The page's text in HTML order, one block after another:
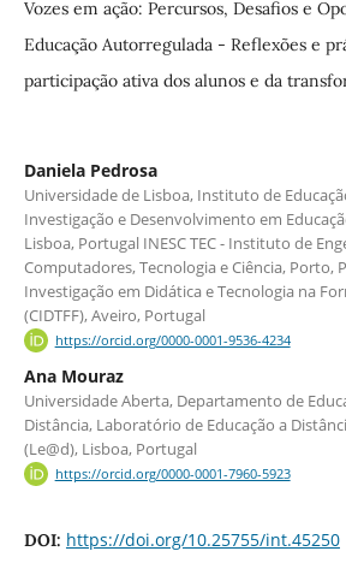
Vozes em ação: Percursos, Desafios e
Educação Autorregulada - Reflexões e
participação ativa dos alunos e da
Daniela Pedrosa
Universidade de Lisboa, Instituto de
Investigação e Desenvolvimento em
Lisboa, Portugal INESC TEC - Instituto de
Computadores, Tecnologia e Ciência, Porto,
Investigação em Didática e Tecnologia na
(CIDTFF), Aveiro, Portugal
https://orcid.org/0000-0001-9536-4234
Ana Mouraz
Universidade Aberta, Departamento de
Distância, Laboratório de Educação a
(Le@d), Lisboa, Portugal
https://orcid.org/0000-0001-7960-5923
DOI: https://doi.org/10.25755/int.45250